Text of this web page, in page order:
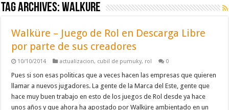
Tag Archives:walkure
Walküre – Juego de Rol en Descarga Libre
por parte de sus creadores
10/10/2014 actualizacion, cubil de pumuky, rol 0
Pues si son esas politicas que a veces hacen las empresas que quieren
llamar a nuevos jugadores. La gente de la Marca del Este, gente que
hace muy buen trabajo en esto de los juegos de Rol desde ya hace
unos años y que ahora ha apostado por Walküre ambientado en un